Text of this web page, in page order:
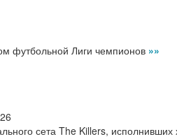
футбольной Лиги чемпионов »»
сета The Killers, исполнивших